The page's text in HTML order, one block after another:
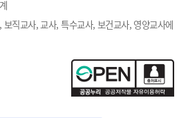
직교사, 교사, 특수교사, 보건교사, 영양교사에